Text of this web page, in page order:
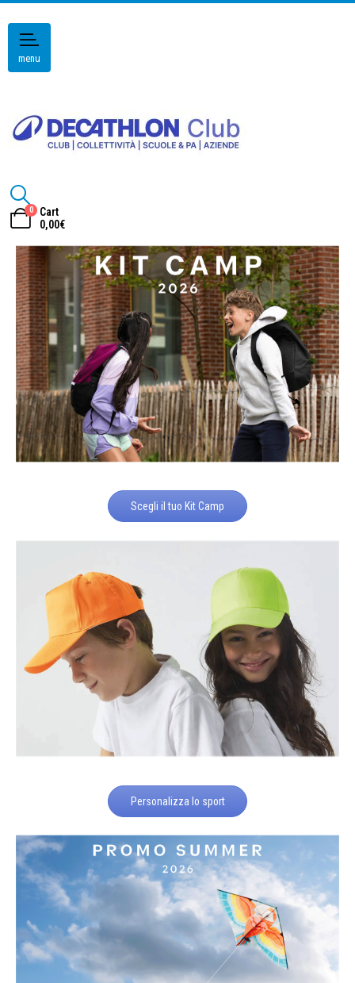
menu
0
Cart
0,00€
Scegli il tuo Kit Camp
Personalizza lo sport